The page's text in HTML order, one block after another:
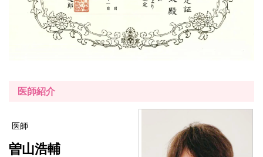
医師紹介
医師
曽山浩輔